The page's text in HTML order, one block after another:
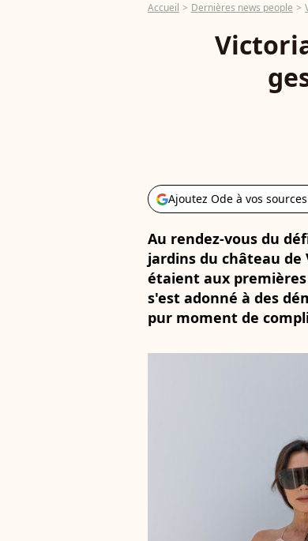
Accueil Dernières news people
Ajoutez Ode à vos
Au rendez-vous du
jardins du château de
étaient aux premières
s'est adonné à des
pur moment de